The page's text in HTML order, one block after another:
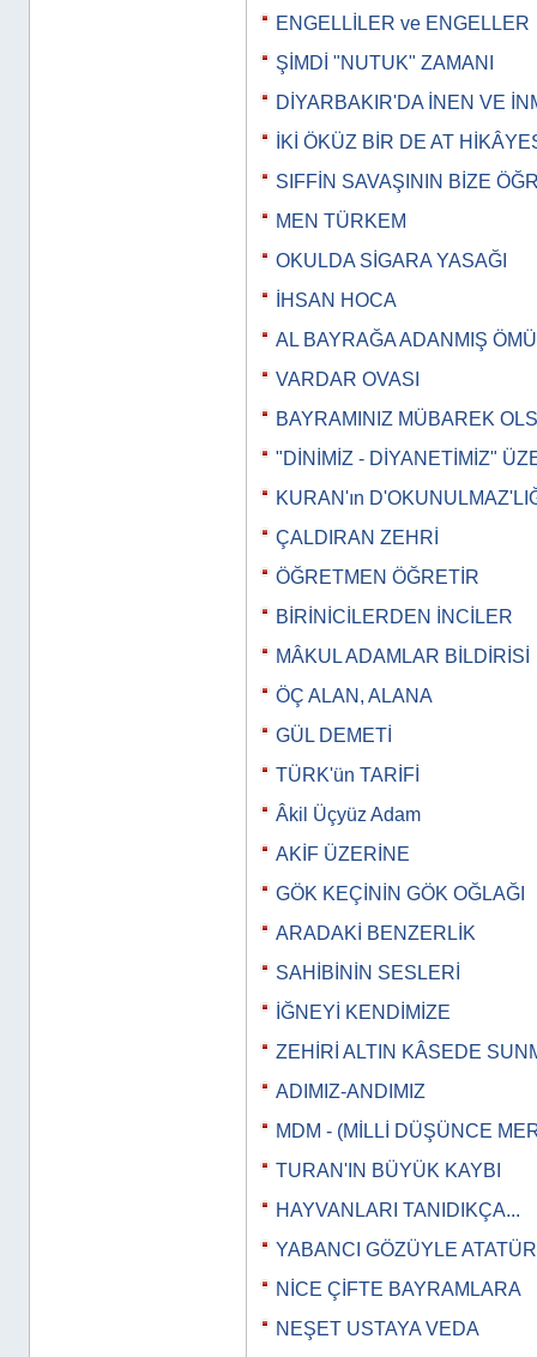
ENGELLİLER ve ENGELLER
ŞİMDİ "NUTUK" ZAMANI
DİYARBAKIR'DA İNEN VE
İKİ ÖKÜZ BİR DE AT
SIFFİN SAVAŞININ BİZE
MEN TÜRKEM
OKULDA SİGARA YASAĞI
İHSAN HOCA
AL BAYRAĞA ADANMIŞ
VARDAR OVASI
BAYRAMINIZ MÜBAREK
"DİNİMİZ - DİYANETİMİZ"
KURAN'ın
ÇALDIRAN ZEHRİ
ÖĞRETMEN ÖĞRETİR
BİRİNİCİLERDEN İNCİLER
MÂKUL ADAMLAR BİLDİRİSİ
ÖÇ ALAN, ALANA
GÜL DEMETİ
TÜRK'ün TARİFİ
Âkil Üçyüz Adam
AKİF ÜZERİNE
GÖK KEÇİNİN GÖK OĞLAĞI
ARADAKİ BENZERLİK
SAHİBİNİN SESLERİ
İĞNEYİ KENDİMİZE
ZEHİRİ ALTIN KÂSEDE
ADIMIZ-ANDIMIZ
MDM - (MİLLİ DÜŞÜNCE
TURAN'IN BÜYÜK KAYBI
HAYVANLARI TANIDIKÇA...
YABANCI GÖZÜYLE
NİCE ÇİFTE BAYRAMLARA
NEŞET USTAYA VEDA